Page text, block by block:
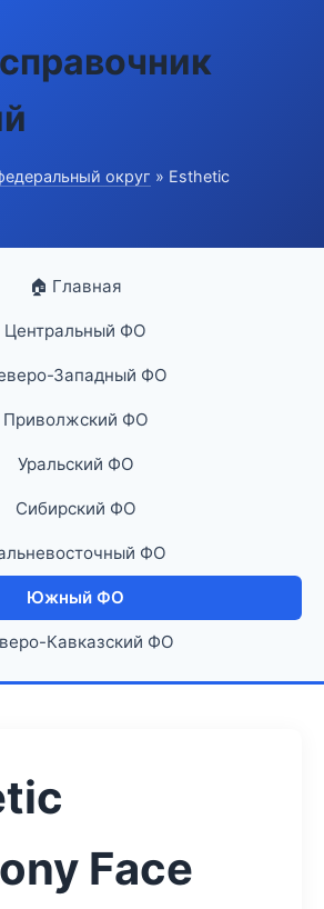
округ » Esthetic
🏠 Главная
Центральный ФО
Западный ФО
Приволжский ФО
Уральский ФО
Сибирский ФО
ФО
Южный ФО
Кавказский ФО
Face